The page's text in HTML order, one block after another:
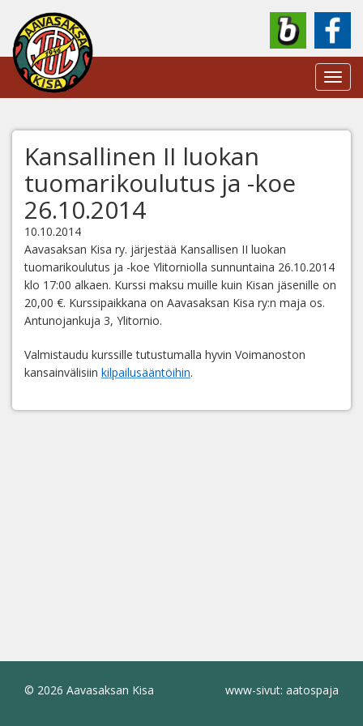
Kansallinen II luokan
tuomarikoulutus ja -koe
26.10.2014
10.10.2014
Aavasaksan Kisa ry. järjestää Kansallisen II luokan
tuomarikoulutus ja -koe Ylitorniolla sunnuntaina 26.10.2014
klo 17:00 alkaen. Kurssi maksu muille kuin Kisan jäsenille on
20,00 €. Kurssipaikkana on Aavasaksan Kisa ry:n maja os.
Antunojankuja 3, Ylitornio.
Valmistaudu kurssille tutustumalla hyvin Voimanoston
kansainvälisiin kilpailusääntöihin.
© 2026 Aavasaksan Kisa www-sivut: aatospaja